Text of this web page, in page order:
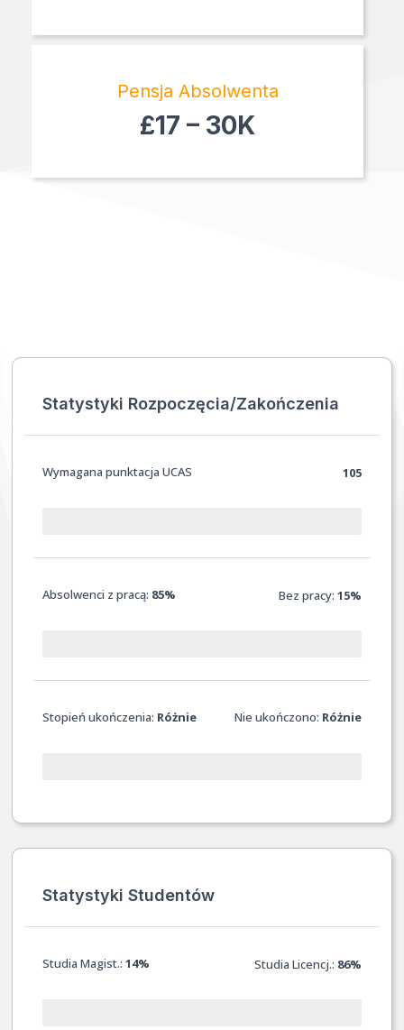
Pensja Absolwenta
£17 – 30K
Statystyki Rozpoczęcia/Zakończenia
Wymagana punktacja UCAS 105
Absolwenci z pracą: 85% Bez pracy:15%
Stopień ukończenia: Różnie Nie ukończono: Różnie
Statystyki Studentów
Studia Magist.: 14% Studia Licencj.: 86%